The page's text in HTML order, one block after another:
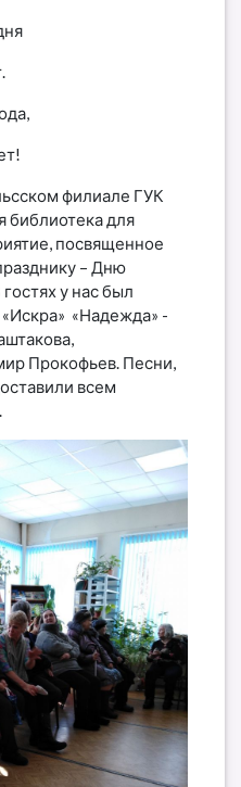
филиале ГУК
библиотека для
посвященное
– Дню
у нас был
«Надежда» -
Прокофьев. Песни,
всем